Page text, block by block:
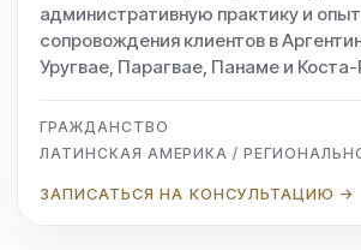
административную практику и опыт
сопровождения клиентов в
Уругвае, Парагвае, Панаме и Коста-
ГРАЖДАНСТВО
ЛАТИНСКАЯ АМЕРИКА /
ЗАПИСАТЬСЯ НА КОНСУЛЬТАЦИЮ →